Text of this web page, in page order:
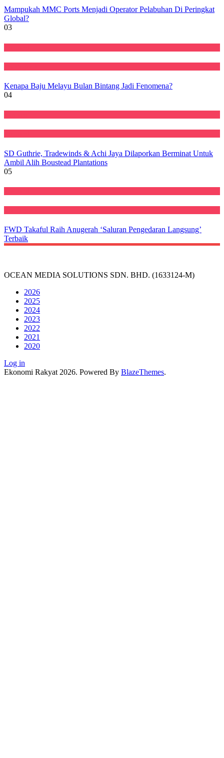
Mampukah MMC Ports Menjadi Operator Pelabuhan Di Peringkat
Global?
03
Kenapa Baju Melayu Bulan Bintang Jadi Fenomena?
04
SD Guthrie, Tradewinds & Achi Jaya Dilaporkan Berminat Untuk
Ambil Alih Boustead Plantations
05
FWD Takaful Raih Anugerah ‘Saluran Pengedaran Langsung’
Terbaik
OCEAN MEDIA SOLUTIONS SDN. BHD. (1633124-M)
2026
2025
2024
2023
2022
2021
2020
Log in
Ekonomi Rakyat 2026. Powered By BlazeThemes.